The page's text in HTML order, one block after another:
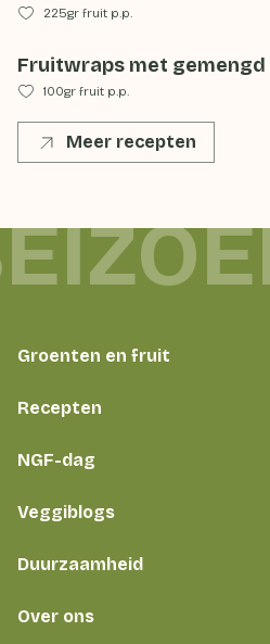
225gr fruit p.p.
Fruitwraps met
100gr fruit p.p.
Meer recepten
Groenten en fruit
Recepten
NGF-dag
Veggiblogs
Duurzaamheid
Over ons